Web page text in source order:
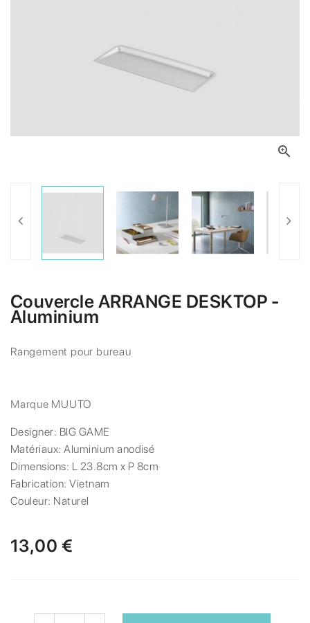

Couvercle ARRANGE DESKTOP -
Aluminium
Rangement pour bureau
Marque MUUTO
Designer: BIG GAME
Matériaux:Aluminium anodisé
Dimensions: L 23.8cm x P 8cm
Fabrication:Vietnam
Couleur: Naturel
13,00 €